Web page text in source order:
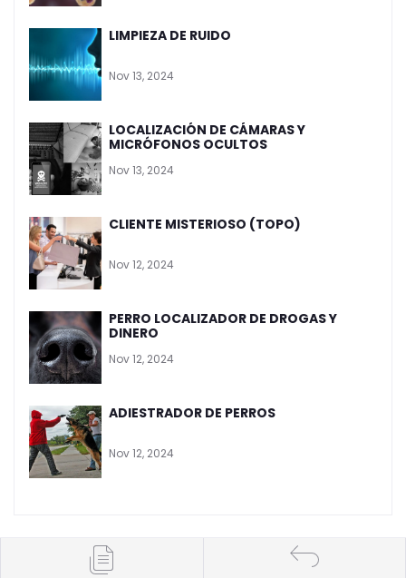
LIMPIEZA DE RUIDO
Nov 13, 2024
LOCALIZACIÓN DE CÁMARAS Y
MICRÓFONOS OCULTOS
Nov 13, 2024
CLIENTE MISTERIOSO (TOPO)
Nov 12, 2024
PERRO LOCALIZADOR DE DROGAS Y
DINERO
Nov 12, 2024
ADIESTRADOR DE PERROS
Nov 12, 2024